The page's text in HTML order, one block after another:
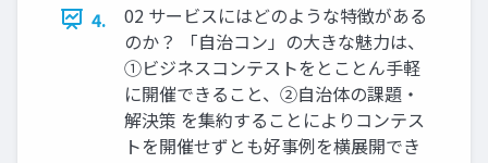
4.
02 サービスにはどのような特徴がある
のか？ 「自治コン」の大きな魅力は、
①ビジネスコンテストをとことん手軽
に開催できること、②自治体の課題・
解決策 を集約することによりコンテス
トを開催せずとも好事例を横展開でき